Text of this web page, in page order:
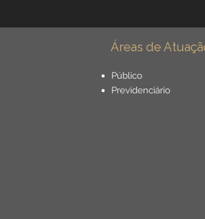
Áreas de
Público
Previdenciário